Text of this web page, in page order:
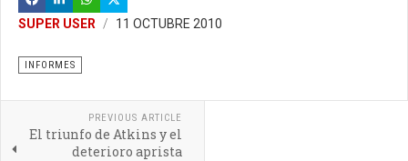
SUPER USER 11 OCTUBRE 2010
INFORMES
PREVIOUS ARTICLE
El triunfo de Atkins y el
deterioro aprista